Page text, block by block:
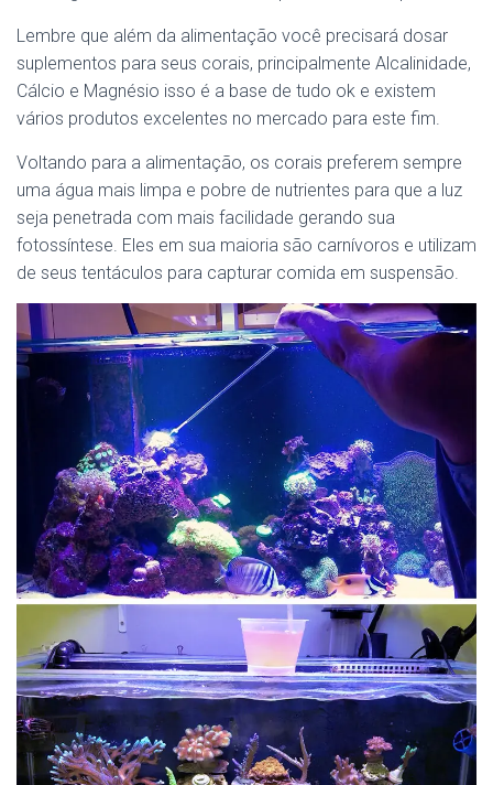
Lembre que além da alimentação você precisará dosar
suplementos para seus corais, principalmente Alcalinidade,
Cálcio e Magnésio isso é a base de tudo ok e existem
vários produtos excelentes no mercado para este fim.
Voltando para a alimentação, os corais preferem sempre
uma água mais limpa e pobre de nutrientes para que a luz
seja penetrada com mais facilidade gerando sua
fotossíntese. Eles em sua maioria são carnívoros e utilizam
de seus tentáculos para capturar comida em suspensão.